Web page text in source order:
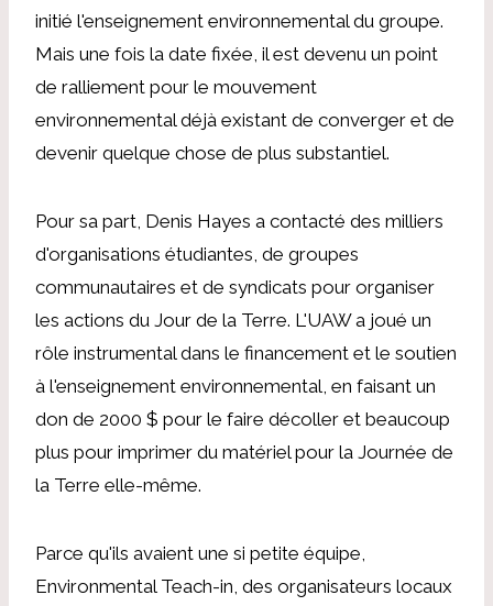
initié l'enseignement environnemental du groupe.
Mais une fois la date fixée, il est devenu un point
de ralliement pour le mouvement
environnemental déjà existant de converger et de
devenir quelque chose de plus substantiel.
Pour sa part, Denis Hayes a contacté des milliers
d'organisations étudiantes, de groupes
communautaires et de syndicats pour organiser
les actions du Jour de la Terre. L'UAW a joué un
rôle instrumental dans le financement et le soutien
à l'enseignement environnemental, en faisant un
don de 2000 $ pour le faire décoller et beaucoup
plus pour imprimer du matériel pour la Journée de
la Terre elle-même.
Parce qu'ils avaient une si petite équipe,
Environmental Teach-in, des organisateurs locaux